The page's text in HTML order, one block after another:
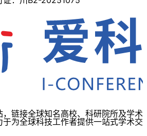
，链接全球知名高校、科研院所及学术
为全球科技工作者提供一站式学术交